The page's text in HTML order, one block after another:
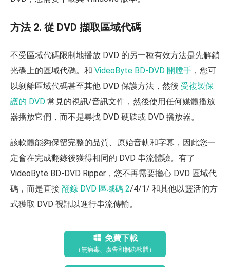
方法 2. 從 DVD 擷取區域代碼
不受區域代碼限制地播放 DVD 的另一種有效方法是先解鎖
光碟上的區域代碼。和 VideoByte BD-DVD 開膛手 ，您可
以剝離區域代碼甚至其他 DVD 保護方法，然後 受複製保
護的 DVD 常見的視訊/音訊文件，然後使用任何媒體播放
器播放它們，而不是尋找 DVD 硬碟或 DVD 播放器。
該軟體能夠保留完整的品質、原始音軌和字幕，因此您一
定會在完成翻錄後獲得相同的 DVD 串流體驗。有了
VideoByte BD-DVD Ripper，您不再需要擔心 DVD 區域代
碼，而是直接 翻錄 DVD 區域碼 2/4/1/ 和其他以靈活的方
式獲取 DVD 視訊以進行串流傳輸。
免費下載
（無病毒、廣告和捆綁軟體）